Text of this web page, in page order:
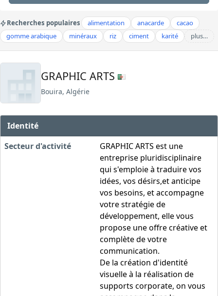
Recherches populaires alimentation anacarde
cacao
gomme arabique
minéraux riz ciment karité plus…
GRAPHIC ARTS
Bouira, Algérie
Identité
Secteur d'activité
GRAPHIC ARTS est une
entreprise pluridisciplinaire
qui s'emploie à traduire vos
idées, vos désirs,et anticipe
vos besoins, et accompagne
votre stratégie de
développement, elle vous
propose une offre créative et
complète de votre
communication.
De la création d'identité
visuelle à la réalisation de
supports corporate, on vous